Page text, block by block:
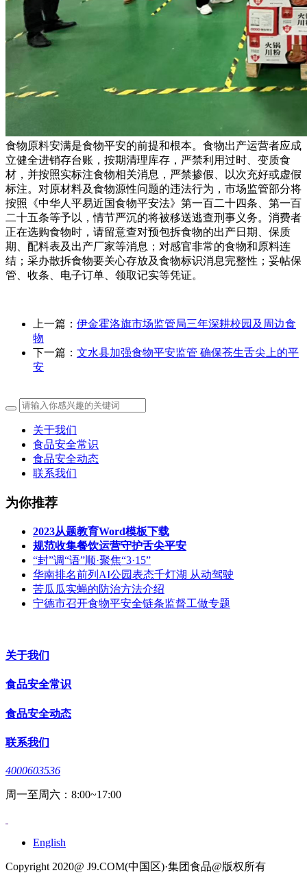
食物原料安满是食物平安的前提和根本。食物出产运营者应成
立健全进销存台账，按期清理库存，严禁利用过时、变质食
材，并按照实标注食物相关消息，严禁掺假、以次充好或虚假
标注。对原材料及食物源性问题的违法行为，市场监管部分将
按照《中华人平易近国食物平安法》第一百二十四条、第一百
二十五条等予以，情节严沉的将被移送逃查刑事义务。消费者
正在选购食物时，请留意查对预包拆食物的出产日期、保质
期、配料表及出产厂家等消息；对感官非常的食物和原料连
结；采办散拆食物要关心存放及食物标识消息完整性；妥帖保
管、收条、电子订单、领取记实等凭证。
上一篇： 伊金霍洛旗市场监管局三年深耕校园及周边食
物
下一篇： 文水县加强食物平安监管 确保苍生舌尖上的平
安
关于我们
食品安全常识
食品安全动态
联系我们
为你推荐
2023从题教育Word模板下载
规范收集餐饮运营守护舌尖平安
“封”调“语”顺·聚焦“3·15”
华南排名前列AI公园表态千灯湖 从动驾驶
苦瓜瓜实蝇的防治方法介绍
宁德市召开食物平安全链条监督工做专题
关于我们
食品安全常识
食品安全动态
联系我们
4000603536
周一至周六：8:00~17:00
English
Copyright 2020@ J9.COM(中国区)·集团食品@版权所有